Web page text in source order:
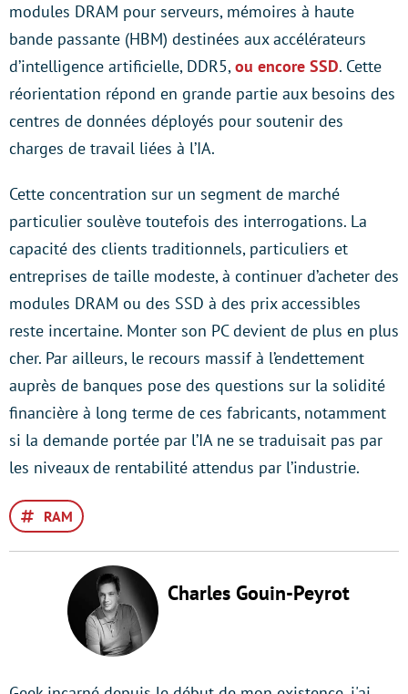
modules DRAM pour serveurs, mémoires à haute
bande passante (HBM) destinées aux accélérateurs
d’intelligence artificielle, DDR5,ou encore SSD. Cette
réorientation répond en grande partie aux besoins des
centres de données déployés pour soutenir des
charges de travail liées à l’IA.
Cette concentration sur un segment de marché
particulier soulève toutefois des interrogations. La
capacité des clients traditionnels, particuliers et
entreprises de taille modeste, à continuer d’acheter des
modules DRAM ou des SSD à des prix accessibles
reste incertaine. Monter son PC devient de plus en plus
cher. Par ailleurs, le recours massif à l’endettement
auprès de banques pose des questions sur la solidité
financière à long terme de ces fabricants, notamment
si la demande portée par l’IA ne se traduisait pas par
les niveaux de rentabilité attendus par l’industrie.
RAM
Charles Gouin-Peyrot